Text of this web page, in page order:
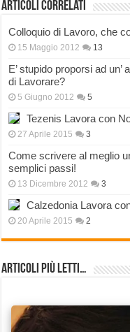
Articoli correlati
Colloquio di Lavoro, che
15 Maggio 2012 13
E’ stupido proporsi ad
di Lavorare?
5 Giugno 2012 5
Tezenis Lavora con
27 Aprile 2015 3
Come scrivere al meglio
semplici passi!
13 Dicembre 2012 3
Calzedonia Lavora
20 Aprile 2015 2
Articoli più Letti…